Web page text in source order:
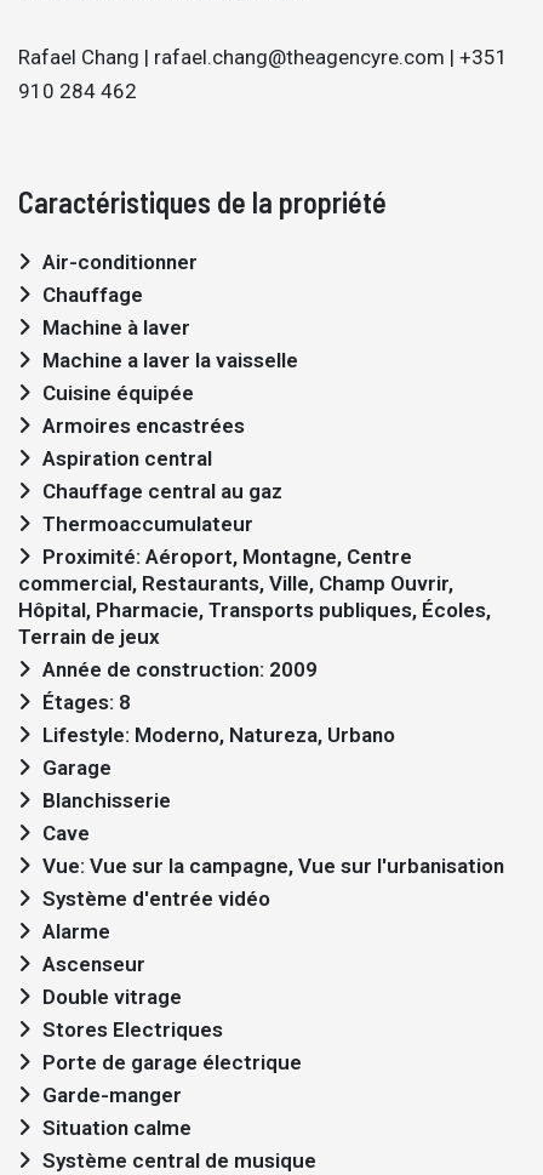
Rafael Chang | rafael.chang@theagencyre.com | +351
910 284 462
Caractéristiques de la propriété
Air-conditionner
Chauffage
Machine à laver
Machine a laver la vaisselle
Cuisine équipée
Armoires encastrées
Aspiration central
Chauffage central au gaz
Thermoaccumulateur
commercial, Restaurants, Ville, Champ Ouvrir,
Hôpital, Pharmacie, Transports publiques, Écoles,
Terrain de jeux
Année de construction: 2009
Étages: 8
Lifestyle: Moderno, Natureza, Urbano
Garage
Blanchisserie
Cave
Vue: Vue sur la campagne, Vue sur l'urbanisation
Système d'entrée vidéo
Alarme
Ascenseur
Double vitrage
Stores Electriques
Porte de garage électrique
Garde-manger
Situation calme
Système central de musique